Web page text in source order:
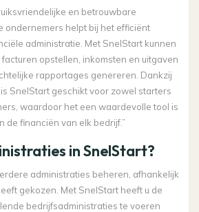
en betrouwbare
ondernemers helpt bij het efficiënt
administratie. Met SnelStart kunnen
opstellen, inkomsten en uitgaven
rapportages genereren. Dankzij
SnelStart geschikt voor zowel starters
waardoor het een waardevolle tool is
de financiën van elk bedrijf.”
in SnelStart?
administraties beheren, afhankelijk
gekozen. Met SnelStart heeft u de
bedrijfsadministraties te voeren